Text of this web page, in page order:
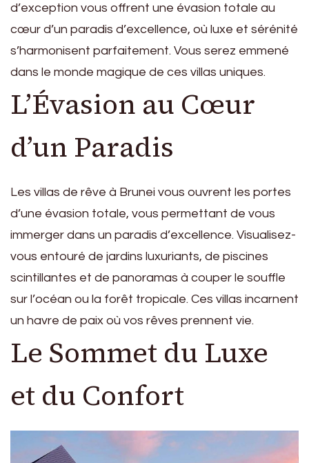
d’exception vous offrent une évasion totale au
cœur d’un paradis d’excellence, où luxe et sérénité
s’harmonisent parfaitement. Vous serez emmené
dans le monde magique de ces villas uniques.
L’Évasion au Cœur
d’un Paradis
Les villas de rêve à Brunei vous ouvrent les portes
d’une évasion totale, vous permettant de vous
immerger dans un paradis d’excellence. Visualisez-
vous entouré de jardins luxuriants, de piscines
scintillantes et de panoramas à couper le souffle
sur l’océan ou la forêt tropicale. Ces villas incarnent
un havre de paix où vos rêves prennent vie.
Le Sommet du Luxe
et du Confort